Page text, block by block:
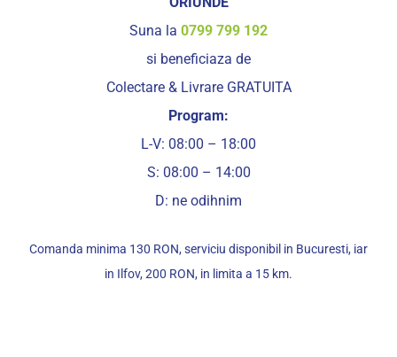
Suna la 0799 799 192
si beneficiaza de
Colectare & Livrare GRATUITA
Program:
L-V: 08:00 – 18:00
S: 08:00 – 14:00
D: ne odihnim
Comanda minima 130 RON, serviciu disponibil in Bucuresti, iar
in Ilfov, 200 RON, in limita a 15 km.